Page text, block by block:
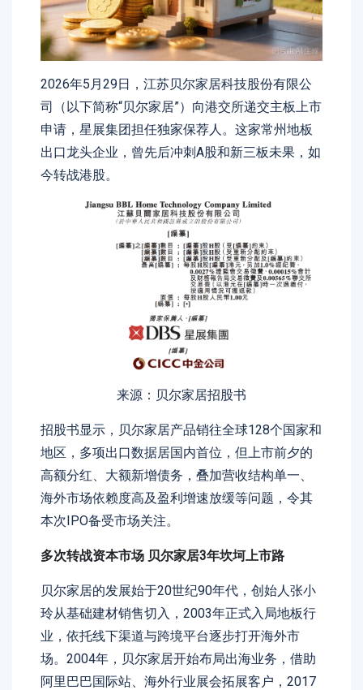
2026年5月29日，江苏贝尔家居科技股份有限公
司（以下简称“贝尔家居”）向港交所递交主板上市
申请，星展集团担任独家保荐人。这家常州地板
出口龙头企业，曾先后冲刺A股和新三板未果，如
今转战港股。
来源：贝尔家居招股书
招股书显示，贝尔家居产品销往全球128个国家和
地区，多项出口数据居国内首位，但上市前夕的
高额分红、大额新增债务，叠加营收结构单一、
海外市场依赖度高及盈利增速放缓等问题，令其
本次IPO备受市场关注。
多次转战资本市场 贝尔家居3年坎坷上市路
贝尔家居的发展始于20世纪90年代，创始人张小
玲从基础建材销售切入，2003年正式入局地板行
业，依托线下渠道与跨境平台逐步打开海外市
场。2004年，贝尔家居开始布局出海业务，借助
阿里巴巴国际站、海外行业展会拓展客户，2017